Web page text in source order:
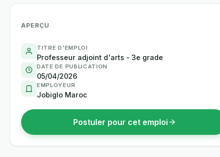
APERÇU
TITRE D'EMPLOI
Professeur adjoint d'arts - 3e grade
DATE DE PUBLICATION
05/04/2026
EMPLOYEUR
Jobiglo Maroc
Postuler pour cet emploi